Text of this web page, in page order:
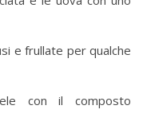
e frullate per qualche
con il composto